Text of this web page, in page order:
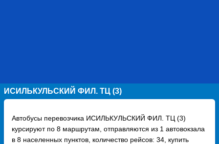
ИСИЛЬКУЛЬСКИЙ ФИЛ. ТЦ (3)
Автобусы перевозчика ИСИЛЬКУЛЬСКИЙ ФИЛ. ТЦ (3)
курсируют по 8 маршрутам, отправляются из 1 автовокзала
в 8 населенных пунктов, количество рейсов: 34, купить